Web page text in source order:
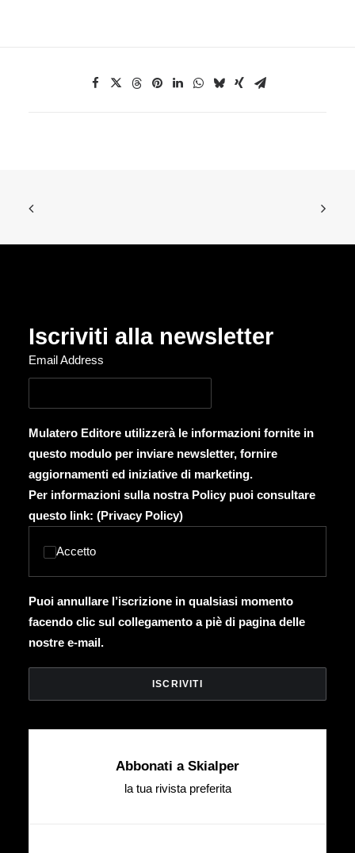
Iscriviti alla newsletter
Email Address
Mulatero Editore utilizzerà le informazioni fornite in
questo modulo per inviare newsletter, fornire
aggiornamenti ed iniziative di marketing.
Per informazioni sulla nostra Policy puoi consultare
questo link: (Privacy Policy)
Accetto
Puoi annullare l’iscrizione in qualsiasi momento
facendo clic sul collegamento a piè di pagina delle
nostre e-mail.
Abbonati a Skialper
la tua rivista preferita